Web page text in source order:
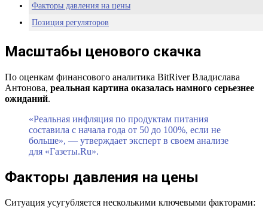
Факторы давления на цены
Позиция регуляторов
Масштабы ценового скачка
По оценкам финансового аналитика BitRiver Владислава
Антонова, реальная картина оказалась намного серьезнее
ожиданий.
«Реальная инфляция по продуктам питания
составила с начала года от 50 до 100%, если не
больше», — утверждает эксперт в своем анализе
для «Газеты.Ru».
Факторы давления на цены
Ситуация усугубляется несколькими ключевыми факторами: